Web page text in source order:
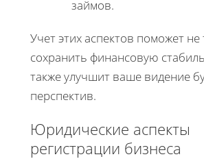
займов.
Учет этих аспектов поможет не
сохранить финансовую
также улучшит ваше видение
перспектив.
Юридические аспекты
регистрации бизнеса